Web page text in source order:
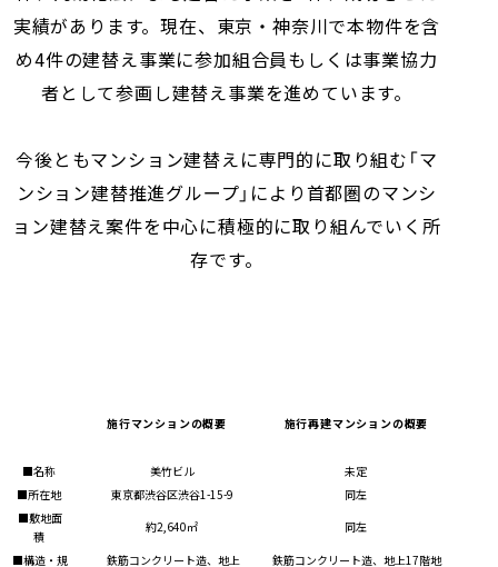
実績があります。現在、東京・神奈川で本物件を含
め4件の建替え事業に参加組合員もしくは事業協力
者として参画し建替え事業を進めています。
今後ともマンション建替えに専門的に取り組む「マ
ンション建替推進グループ」により首都圏のマンシ
ョン建替え案件を中心に積極的に取り組んでいく所
存です。
施行マンションの概要 施行再建マンションの概要
■名称 美竹ビル 未定
■所在地 東京都渋谷区渋谷1-15-9 同左
■敷地面
積
約2,640㎡ 同左
■構造・規
鉄筋コンクリート造、地上
鉄筋コンクリート造、地上17階地